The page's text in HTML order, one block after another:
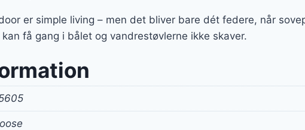
er simple living – men det bliver bare dét federe, når
kan få gang i bålet og vandrestøvlerne ikke skaver.